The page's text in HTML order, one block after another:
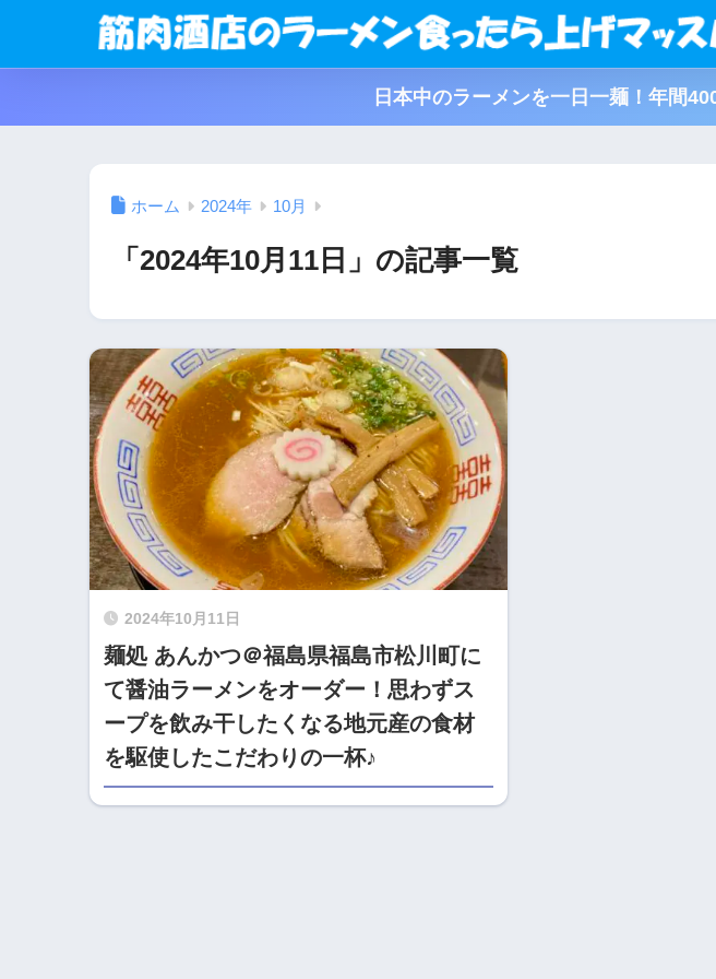
日本中のラーメンを一日一麺！年間
ホーム 2024年 10月
「2024年10月11日」の記事一覧
2024年10月11日
麺処 あんかつ＠福島県福島市松川町に
て醤油ラーメンをオーダー！思わずス
ープを飲み干したくなる地元産の食材
を駆使したこだわりの一杯♪